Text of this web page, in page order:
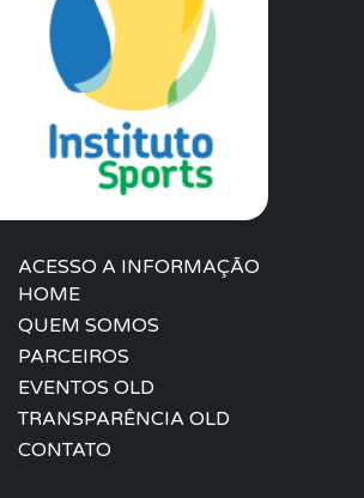
ACESSO A INFORMAÇÃO
HOME
QUEM SOMOS
PARCEIROS
EVENTOS OLD
TRANSPARÊNCIA OLD
CONTATO